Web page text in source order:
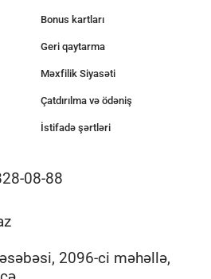
Bonus kartları
Geri qaytarma
Məxfilik Siyasəti
Çatdırılma və ödəniş
İstifadə şərtləri
08-88
2096-ci məhəllə,